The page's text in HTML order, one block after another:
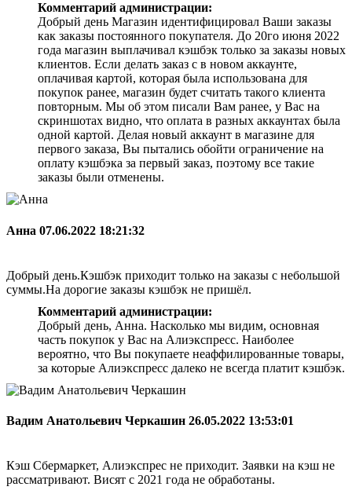
Комментарий администрации:
Добрый день Магазин идентифицировал Ваши заказы
как заказы постоянного покупателя. До 20го июня 2022
года магазин выплачивал кэшбэк только за заказы новых
клиентов. Если делать заказ с в новом аккаунте,
оплачивая картой, которая была использована для
покупок ранее, магазин будет считать такого клиента
повторным. Мы об этом писали Вам ранее, у Вас на
скриншотах видно, что оплата в разных аккаунтах была
одной картой. Делая новый аккаунт в магазине для
первого заказа, Вы пытались обойти ограничение на
оплату кэшбэка за первый заказ, поэтому все такие
заказы были отменены.
Анна 07.06.2022 18:21:32
Добрый день.Кэшбэк приходит только на заказы с небольшой
суммы.На дорогие заказы кэшбэк не пришёл.
Комментарий администрации:
Добрый день, Анна. Насколько мы видим, основная
часть покупок у Вас на Алиэкспресс. Наиболее
вероятно, что Вы покупаете неаффилированные товары,
за которые Алиэкспресс далеко не всегда платит кэшбэк.
Вадим Анатольевич Черкашин 26.05.2022 13:53:01
Кэш Сбермаркет, Алиэкспрес не приходит. Заявки на кэш не
рассматривают. Висят с 2021 года не обработаны.